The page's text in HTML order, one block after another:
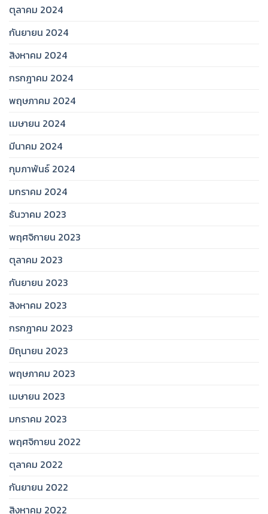
ตุลาคม 2024
กันยายน 2024
สิงหาคม 2024
กรกฎาคม 2024
พฤษภาคม 2024
เมษายน 2024
มีนาคม 2024
กุมภาพันธ์ 2024
มกราคม 2024
ธันวาคม 2023
พฤศจิกายน 2023
ตุลาคม 2023
กันยายน 2023
สิงหาคม 2023
กรกฎาคม 2023
มิถุนายน 2023
พฤษภาคม 2023
เมษายน 2023
มกราคม 2023
พฤศจิกายน 2022
ตุลาคม 2022
กันยายน 2022
สิงหาคม 2022